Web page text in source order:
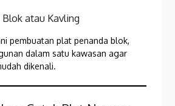
Blok atau Kavling
pembuatan plat penanda blok,
dalam satu kawasan agar
dikenali.